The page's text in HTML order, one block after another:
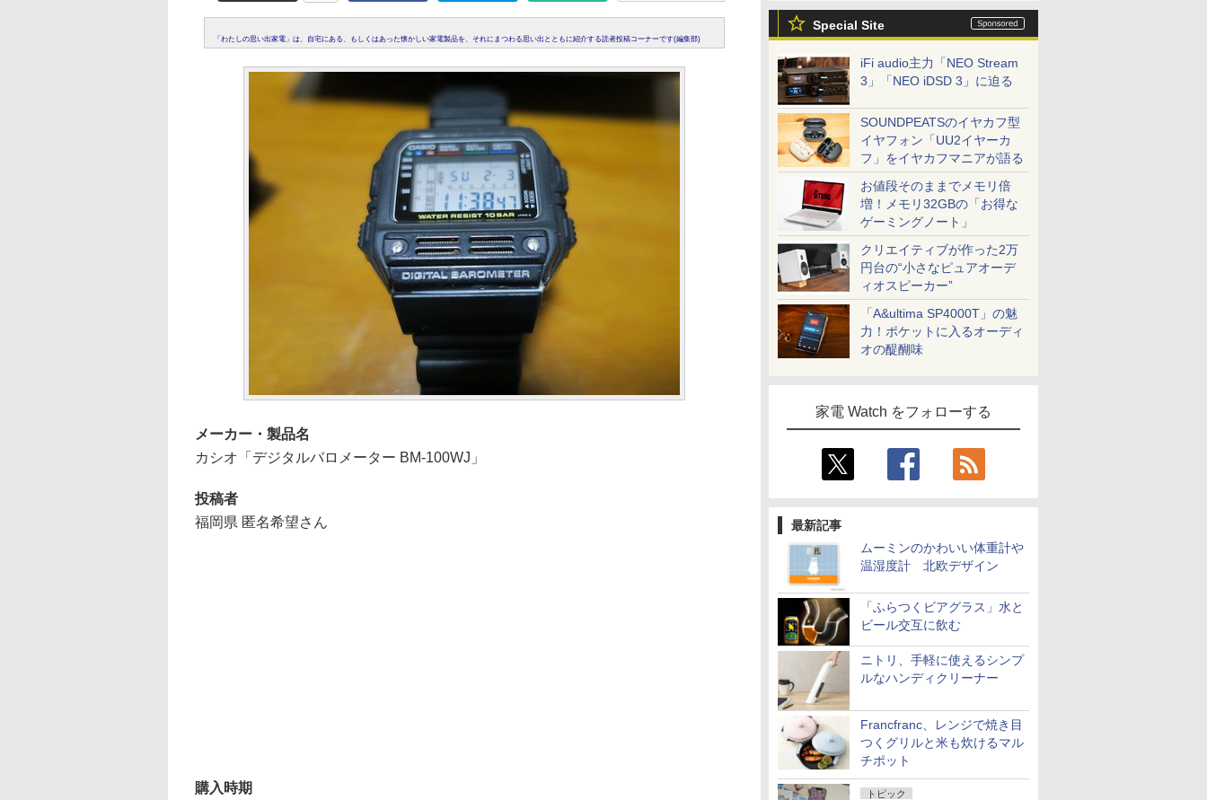
Special Site
iFi audio主力「NEO Stream
3」「NEO iDSD 3」に迫る
SOUNDPEATSのイヤカフ型
イヤフォン「UU2イヤーカ
フ」をイヤカフマニアが語る
お値段そのままでメモリ倍
増！メモリ32GBの「お得な
ゲーミングノート」
クリエイティブが作った2万
円台の“小さなピュアオーデ
ィオスピーカー”
「A&ultima SP4000T」の魅
力！ポケットに入るオーディ
オの醍醐味
家電 Watch をフォローする
最新記事
ムーミンのかわいい体重計や
温湿度計 北欧デザイン
「ふらつくビアグラス」水と
ビール交互に飲む
ニトリ、手軽に使えるシンプ
ルなハンディクリーナー
Francfranc、レンジで焼き目
つくグリルと米も炊けるマル
チポット
トピック
「わたしの思い出家電」は、自宅にある、もしくはあった懐かしい家電製品を、それにまつわる思い出とともに紹介する読者投稿コーナーです(編集部)
メーカー・製品名
カシオ「デジタルバロメーター BM-100WJ」
投稿者
福岡県 匿名希望さん
購入時期